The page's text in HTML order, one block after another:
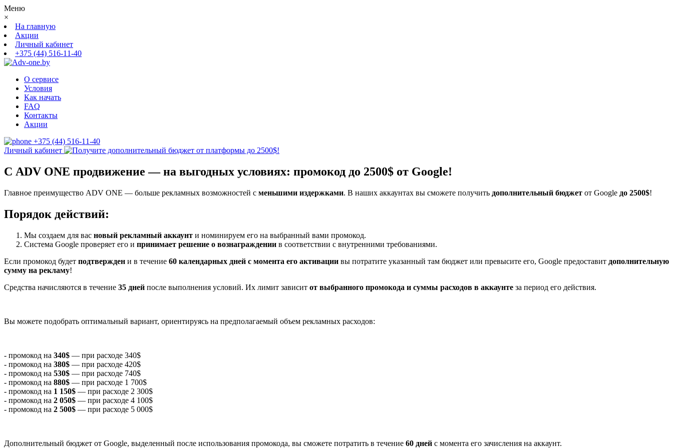
Меню
×
На главную
Акции
Личный кабинет
+375 (44) 516-11-40
О сервисе
Условия
Как начать
FAQ
Контакты
Акции
+375 (44) 516-11-40
Личный кабинет
С ADV ONE продвижение — на выгодных условиях: промокод до 2500$ от Google!
Главное преимущество ADV ONE — больше рекламных возможностей с меньшими издержками. В наших аккаунтах вы cможете получить дополнительный бюджет от Google до 2500$!
Порядок действий:
Мы создаем для вас новый рекламный аккаунт и номинируем его на выбранный вами промокод.
Система Google проверяет его и принимает решение о вознаграждении в соответствии с внутренними требованиями.
Если промокод будет подтвержден и в течение 60 календарных дней с момента его активации вы потратите указанный там бюджет или превысите его, Google предоставит дополнительную
сумму на рекламу!
Средства начисляются в течение 35 дней после выполнения условий. Их лимит зависит от выбранного промокода и суммы расходов в аккаунте за период его действия.
Вы можете подобрать оптимальный вариант, ориентируясь на предполагаемый объем рекламных расходов:
- промокод на 340$ — при расходе 340$
- промокод на 380$ — при расходе 420$
- промокод на 530$ — при расходе 740$
- промокод на 880$ — при расходе 1 700$
- промокод на 1 150$ — при расходе 2 300$
- промокод на 2 050$ — при расходе 4 100$
- промокод на 2 500$ — при расходе 5 000$
Дополнительный бюджет от Google, выделенный после использования промокода, вы сможете потратить в течение 60 дней с момента его зачисления на аккаунт.